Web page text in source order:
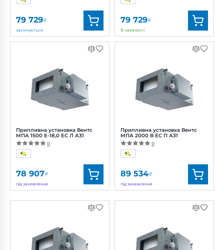
79 729₴
закінчується
Вентс
Діаметр: 500x250 мм
Потужність:
223 Вт
Рівень
шуму:
79 729₴
В наявності
Вентс
Потужність:
Рівень
шуму:
Припливна установка Вентс
МПА 1500 Е-18,0 ЕС Л А31
0
78 907₴
під замовлення
Бренд:
Вентс
0688376748
Рівень
шуму:
Припливна установка Вентс
МПА 2000 В ЕС П А31
0
89 534₴
під замовлення
Бренд:
Вентс
0688386433
Потужність:
406 Вт
Рівень